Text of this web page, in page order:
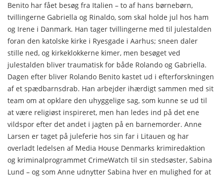
Benito har fået besøg fra Italien – to af hans børnebørn,
tvillingerne Gabriella og Rinaldo, som skal holde jul hos ham
og Irene i Danmark. Han tager tvillingerne med til julestalden
foran den katolske kirke i Ryesgade i Aarhus; sneen daler
stille ned, og kirkeklokkerne kimer, men besøget ved
julestalden bliver traumatisk for både Rolando og Gabriella.
Dagen efter bliver Rolando Benito kastet ud i efterforskningen
af et spædbarnsdrab. Han arbejder ihærdigt sammen med sit
team om at opklare den uhyggelige sag, som kunne se ud til
at være religiøst inspireret, men han ledes ind på det ene
vildspor efter det andet i jagten på en barnemorder. Anne
Larsen er taget på juleferie hos sin far i Litauen og har
overladt ledelsen af Media House Denmarks krimiredaktion
og kriminalprogrammet CrimeWatch til sin stedsøster, Sabina
Lund – og som Anne udnytter Sabina hver en mulighed for at